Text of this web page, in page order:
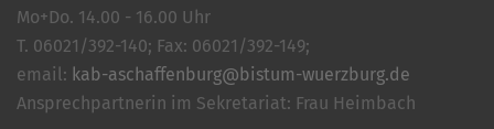
Mo+Do. 14.00 - 16.00 Uhr
T. 06021/392-140; Fax: 06021/392-149;
email: kab-aschaffenburg@bistum-wuerzburg.de
Ansprechpartnerin im Sekretariat: Frau Heimbach